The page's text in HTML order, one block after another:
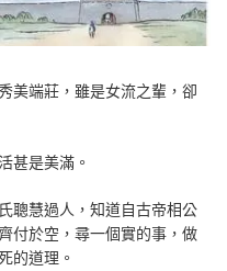
美端莊，雖是女流之輩，卻
甚是美滿。
聰慧過人，知道自古帝相公
付於空，尋一個實的事，做
的道理。